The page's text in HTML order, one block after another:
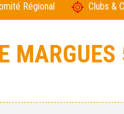
Régional Clubs &